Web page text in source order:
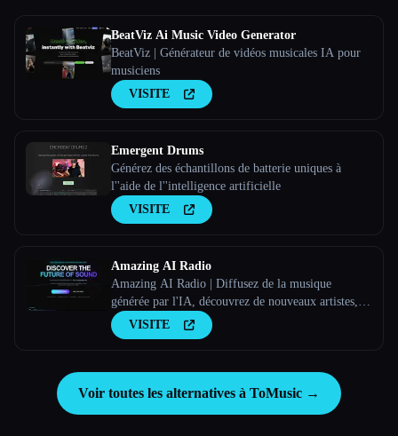
BeatViz Ai Music Video Generator
BeatViz | Générateur de vidéos musicales IA pour
musiciens
VISITE
Emergent Drums
Générez des échantillons de batterie uniques à
l''aide de l''intelligence artificielle
VISITE
Amazing AI Radio
Amazing AI Radio | Diffusez de la musique
générée par l'IA, découvrez de nouveaux artistes,
explorez les palmarès et mettez en ligne tes propres
titres sur Amazing AI Radio.
VISITE
Voir toutes les alternatives à ToMusic →